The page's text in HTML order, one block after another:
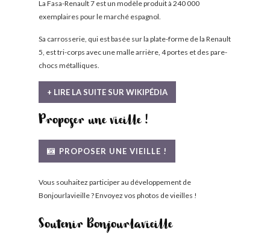
La Fasa-Renault 7 est un modèle produit à 240 000
exemplaires pour le marché espagnol.
Sa carrosserie, qui est basée sur la plate-forme de la Renault
5, est tri-corps avec une malle arrière, 4 portes et des pare-
chocs métalliques.
+ LIRE LA SUITE SUR WIKIPÉDIA
Proposer une vieille !
PROPOSER UNE VIEILLE !
Vous souhaitez participer au développement de
Bonjourlavieille ? Envoyez vos photos de vieilles !
Soutenir Bonjourlavieille